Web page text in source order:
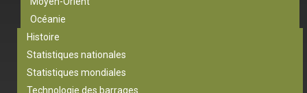
Océanie
Histoire
Statistiques nationales
Statistiques mondiales
Technologie des barrages